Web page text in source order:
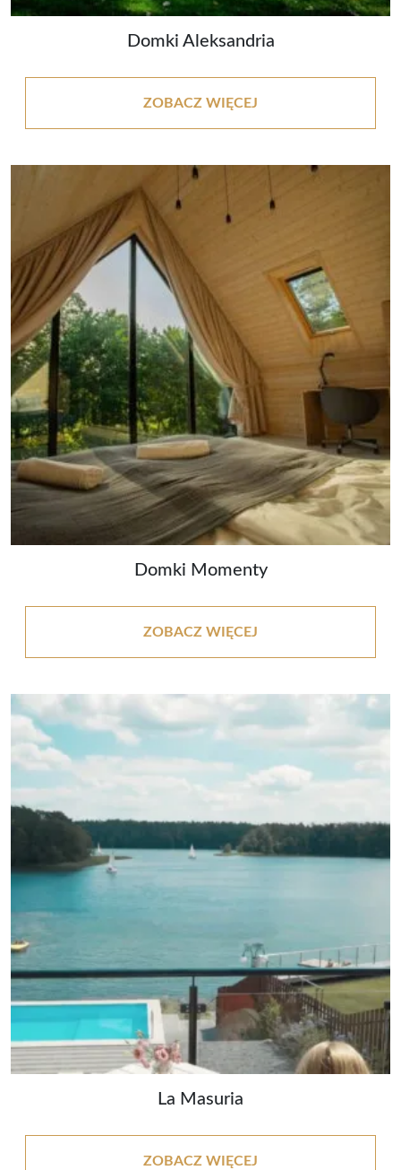
Domki Aleksandria
ZOBACZ WIĘCEJ
Domki Momenty
ZOBACZ WIĘCEJ
La Masuria
ZOBACZ WIĘCEJ